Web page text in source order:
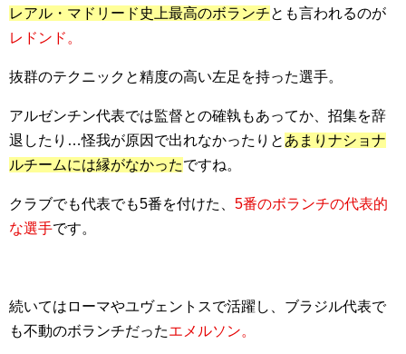
レアル・マドリード史上最高のボランチとも言われるのが
レドンド。
抜群のテクニックと精度の高い左足を持った選手。
アルゼンチン代表では監督との確執もあってか、招集を辞
退したり…怪我が原因で出れなかったりと あまりナショナ
ルチームには縁がなかったですね。
クラブでも代表でも5番を付けた、 5番のボランチの代表的
な選手です。
続いてはローマやユヴェントスで活躍し、ブラジル代表で
も不動のボランチだったエメルソン。